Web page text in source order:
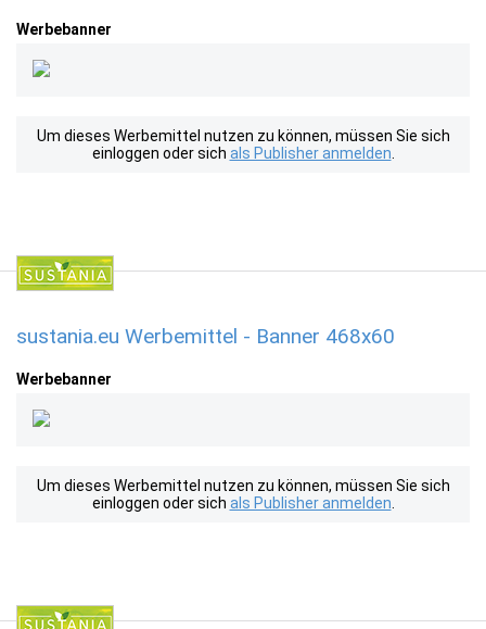
Werbebanner
Um dieses Werbemittel nutzen zu können, müssen Sie sich
einloggen oder sich als Publisher anmelden
sustania.eu Werbemittel - Banner 468x60
Werbebanner
Um dieses Werbemittel nutzen zu können, müssen Sie sich
einloggen oder sich als Publisher anmelden